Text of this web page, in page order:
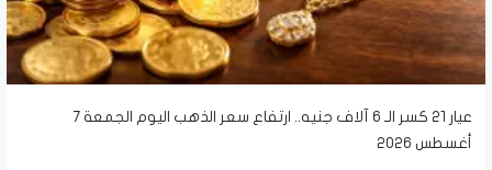
عيار 21 كسر الـ 6 آلاف جنيه.. ارتفاع سعر الذهب اليوم الجمعة 7
أغسطس 2026